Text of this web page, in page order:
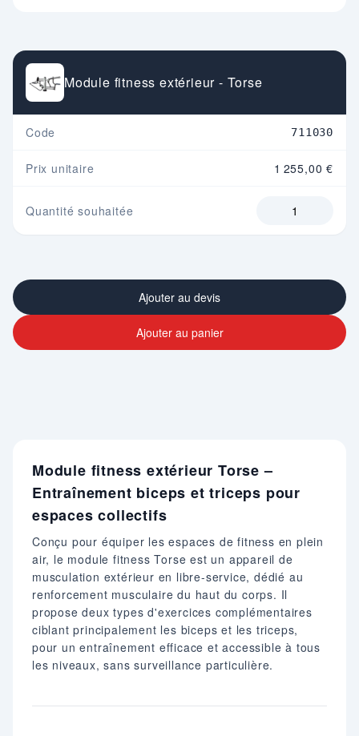
Module fitness extérieur - Torse
Code 711030
Prix unitaire 1 255,00 €
Quantité souhaitée
Ajouter au devis
Ajouter au panier
Module fitness extérieur Torse –
Entraînement biceps et triceps pour
espaces collectifs
Conçu pour équiper les espaces de fitness en plein
air, le module fitness Torse est un appareil de
musculation extérieur en libre-service, dédié au
renforcement musculaire du haut du corps. Il
propose deux types d'exercices complémentaires
ciblant principalement les biceps et les triceps,
pour un entraînement efficace et accessible à tous
les niveaux, sans surveillance particulière.